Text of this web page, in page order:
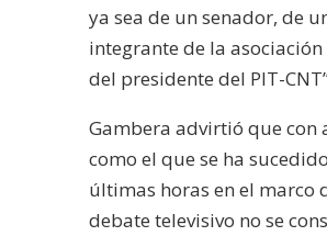
ya sea de un senador, de
integrante de la
del presidente del PIT-
Gambera advirtió que con
como el que se ha
últimas horas en el marco
debate televisivo no se